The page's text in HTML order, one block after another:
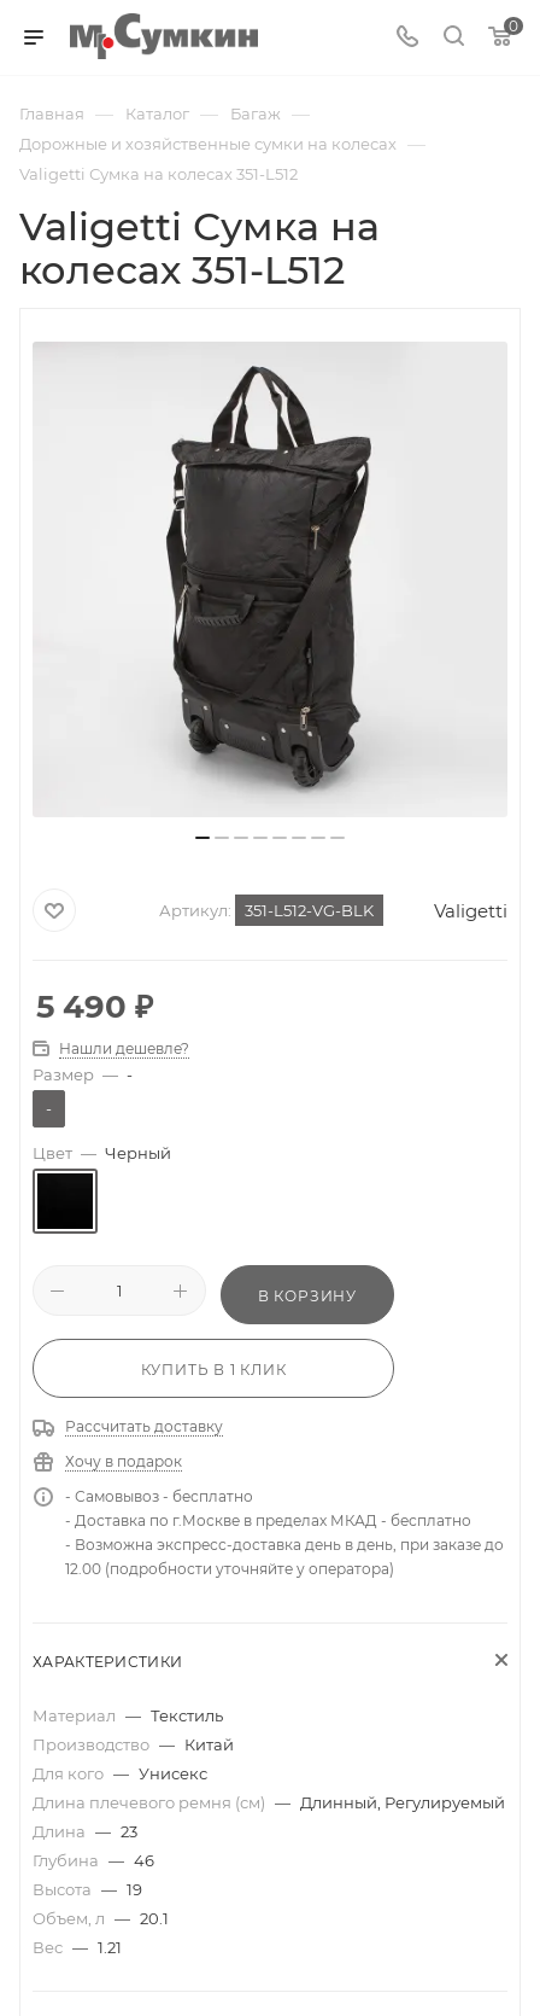
0
Главная — Каталог — Багаж —
Дорожные и хозяйственные сумки на колесах —
Valigetti Сумка на колесах 351-L512
Valigetti Сумка на
колесах 351-L512
Артикул: 351-L512-VG-BLK Valigetti
5 490 ₽
Нашли дешевле?
Размер — -
-
Цвет — Черный
В КОРЗИНУ
КУПИТЬ В 1 КЛИК
Рассчитать доставку
Хочу в подарок
- Самовывоз - бесплатно
- Доставка по г.Москве в пределах МКАД - бесплатно
- Возможна экспресс-доставка день в день, при заказе до
12.00 (подробности уточняйте у оператора)
ХАРАКТЕРИСТИКИ
Материал — Текстиль
Производство — Китай
Для кого — Унисекс
Длина плечевого ремня (см) — Длинный, Регулируемый
Длина — 23
Глубина — 46
Высота — 19
Объем, л — 20.1
Вес — 1.21